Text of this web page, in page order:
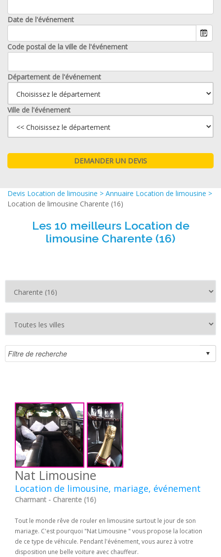
Date de l'événement
Code postal de la ville de l'événement
Département de l'événement
Ville de l'événement
Devis Location de limousine > Annuaire Location de limousine >
Location de limousine Charente (16)
Les 10 meilleurs Location de
limousine Charente (16)
Nat Limousine
Location de limousine, mariage, événement
Charmant - Charente (16)
Tout le monde rêve de rouler en limousine surtout le jour de son
mariage. C'est pourquoi "Nat Limousine " vous propose la location
de ce type de véhicule. Pendant l'événement, vous aurez à votre
disposition une belle voiture avec chauffeur.